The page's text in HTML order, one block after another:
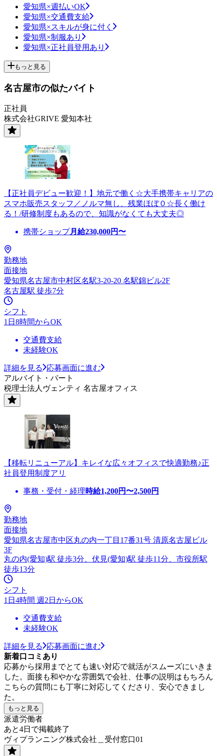
愛知県×週払いOK
愛知県×交通費支給
愛知県×スキルが身に付く
愛知県×制服あり
愛知県×正社員登用あり
もっと見る
名古屋市の似たバイト
正社員
株式会社GRIVE 愛知本社
【正社員デビュー歓迎！】地元で働く☆大手携帯キャリアの
スマホ販売スタッフ／ノルマ無し、残業ほぼ０☆長く働け
る！/研修制度もあるので、知識がなくても大丈夫◎
携帯ショップ月給230,000円〜
勤務地
面接地
愛知県名古屋市中村区名駅3-20-20 名駅錦ビル2F
名古屋駅 徒歩7分
シフト
1日8時間からOK
交通費支給
未経験OK
詳細を見る
応募画面に進む
アルバイト・パート
税理士法人ヴェンティ 名古屋オフィス
【移転リニューアル】キレイな広々オフィスで快適勤務♪正
社員登用制度アリ
事務・受付・経理時給1,200円〜2,500円
勤務地
面接地
愛知県名古屋市中区丸の内一丁目17番31号 清原名古屋ビル
3F
丸の内(愛知)駅 徒歩3分、伏見(愛知)駅 徒歩11分、市役所駅
徒歩13分
シフト
1日4時間 週2日からOK
交通費支給
未経験OK
詳細を見る
応募画面に進む
新着口コミあり
応募から採用までとても速い対応で就活がスムーズにいきま
した。面接も和やかな雰囲気で会社、仕事の説明はもちろん
こちらの質問にも丁寧に対応してくださり、安心できまし
た。
もっと見る
派遣労働者
あと4日で掲載終了
ヴィプランニング株式会社＿受付窓口01